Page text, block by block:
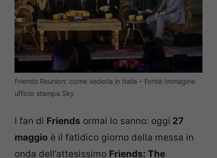
Friends Reunion: come vederla in Italia – Fonte Immagine
ufficio stampa Sky
I fan di Friends ormai lo sanno: oggi 27
maggio è il fatidico giorno della messa in
onda dell’attesissimo Friends: The